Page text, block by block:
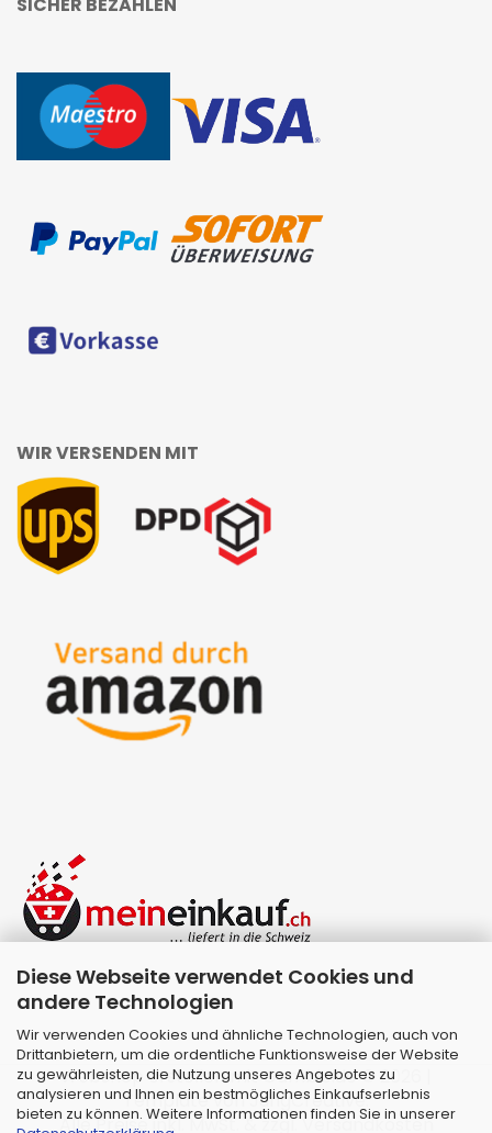
Diese Webseite verwendet Cookies und
andere Technologien
Wir verwenden Cookies und ähnliche Technologien, auch von
Drittanbietern, um die ordentliche Funktionsweise der Website
zu gewährleisten, die Nutzung unseres Angebotes zu
analysieren und Ihnen ein bestmögliches Einkaufserlebnis
bieten zu können. Weitere Informationen finden Sie in unserer
WIR VERSENDEN MIT
Webshop erstellenmit Gambio.de © 2026 |
Template vonJungCreative.
Alle Preise inkl. MwSt. & zzgl. Versandkosten